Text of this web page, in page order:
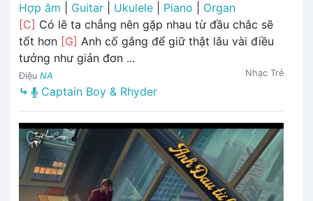
Hợp âm
Guitar Ukulele Piano
Organ
[C] Có lẽ ta chẳng nên gặp nhau từ đầu chắc sẽ
tốt hơn [G] Anh cố gắng để giữ thật lâu vài điều
tưởng như giản đơn ...
Điệu NA Nhạc Trẻ
⤷ Captain Boy & Rhyder